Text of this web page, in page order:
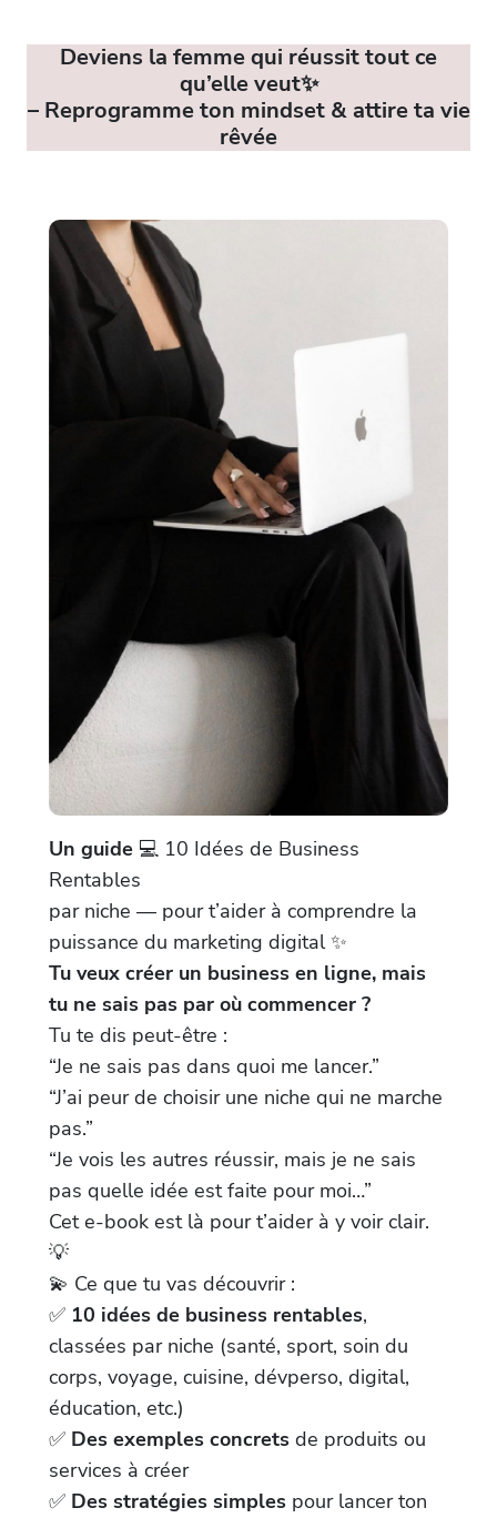
Deviens la femme qui réussit tout ce
qu’elle veut✨
– Reprogramme ton mindset & attire ta vie
rêvée
Un guide 💻 10 Idées de Business
Rentables
par niche — pour t’aider à comprendre la
puissance du marketing digital ✨
Tu veux créer un business en ligne, mais
tu ne sais pas par où commencer ?
Tu te dis peut-être :
“Je ne sais pas dans quoi me lancer.”
“J’ai peur de choisir une niche qui ne marche
pas.”
“Je vois les autres réussir, mais je ne sais
pas quelle idée est faite pour moi…”
Cet e-book est là pour t’aider à y voir clair.
💡
💫 Ce que tu vas découvrir :
✅ 10 idées de business rentables,
classées par niche (santé, sport, soin du
corps, voyage, cuisine, dévperso, digital,
éducation, etc.)
✅ Des exemples concrets de produits ou
services à créer
✅ Des stratégies simples pour lancer ton